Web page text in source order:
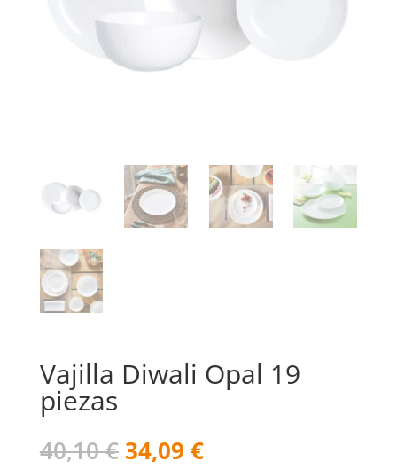
Vajilla Diwali Opal 19
piezas
40,10€ El
34,09 €El